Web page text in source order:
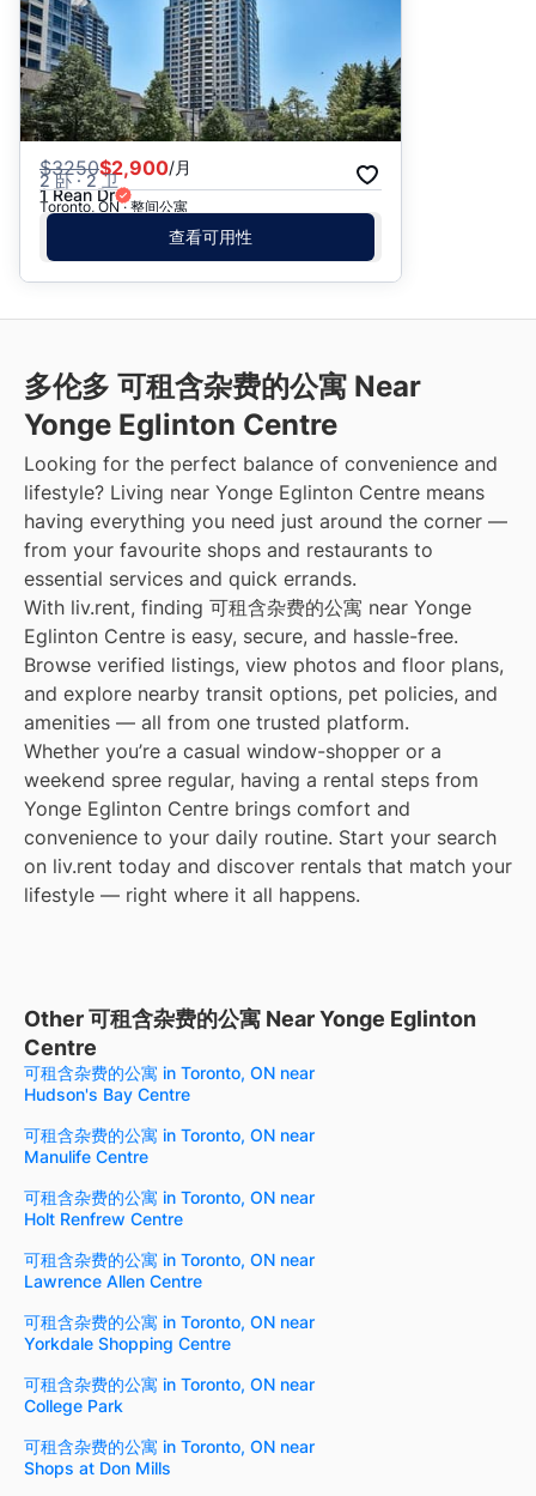
$3250$2,900/月
2 卧 · 2 卫
1 Rean Dr
Toronto, ON · 整间公寓
查看可用性
多伦多 可租含杂费的公寓 Near
Yonge Eglinton Centre
Looking for the perfect balance of convenience and
lifestyle? Living near Yonge Eglinton Centre means
having everything you need just around the corner —
from your favourite shops and restaurants to
essential services and quick errands.
With liv.rent, finding 可租含杂费的公寓 near Yonge
Eglinton Centre is easy, secure, and hassle-free.
Browse verified listings, view photos and floor plans,
and explore nearby transit options, pet policies, and
amenities — all from one trusted platform.
Whether you’re a casual window-shopper or a
weekend spree regular, having a rental steps from
Yonge Eglinton Centre brings comfort and
convenience to your daily routine. Start your search
on liv.rent today and discover rentals that match your
lifestyle — right where it all happens.
Other 可租含杂费的公寓 Near Yonge Eglinton
Centre
可租含杂费的公寓 in Toronto, ON near
Hudson's Bay Centre
可租含杂费的公寓 in Toronto, ON near
Manulife Centre
可租含杂费的公寓 in Toronto, ON near
Holt Renfrew Centre
可租含杂费的公寓 in Toronto, ON near
Lawrence Allen Centre
可租含杂费的公寓 in Toronto, ON near
Yorkdale Shopping Centre
可租含杂费的公寓 in Toronto, ON near
College Park
可租含杂费的公寓 in Toronto, ON near
Shops at Don Mills